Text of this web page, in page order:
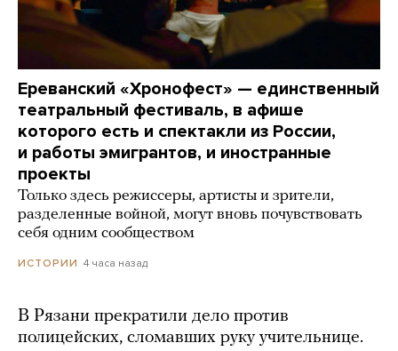
Ереванский «Хронофест» — единственный
театральный фестиваль, в афише
которого есть и спектакли из России,
и работы эмигрантов, и иностранные
проекты
Только здесь режиссеры, артисты и зрители,
разделенные войной, могут вновь почувствовать
себя одним сообществом
ИСТОРИИ 4 часа назад
В Рязани прекратили дело против
полицейских, сломавших руку учительнице.